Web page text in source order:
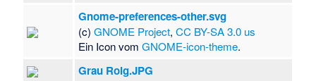
Gnome-preferences-other.svg
(c)GNOME Project,CC BY-SA 3.0 us
Ein Icon vomGNOME-icon-theme.
Grau Roig.JPG